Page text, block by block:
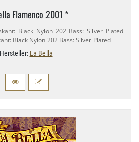
Flamenco 2001 *
Black Nylon 202 Bass: Silver Plated
Black Nylon 202 Bass: Silver Plated
Hersteller: La Bella